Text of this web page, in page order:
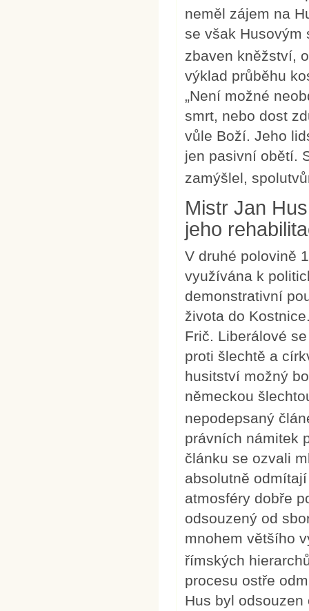
neměl zájem na
se však Husovým
zbaven kněžství,
výklad průběhu
„Není možné
smrt, nebo dost
vůle Boží. Jeho
jen pasivní obětí.
zamýšlel,
Mistr Jan
jeho
V druhé polovině
využívána k
demonstrativní
života do
Frič. Liberálové
proti šlechtě a
husitství možný
německou
nepodepsaný
právních námitek
článku se ozvali
absolutně
atmosféry dobře
odsouzený od
mnohem většího
římských
procesu ostře
Hus byl